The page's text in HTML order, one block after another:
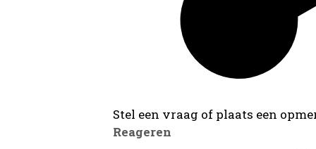
Stel een vraag of plaats een
Reageren